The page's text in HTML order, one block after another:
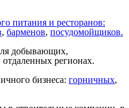
питания и ресторанов:
, барменов, посудомойщиков.
добывающих,
регионах.
бизнеса: горничных,